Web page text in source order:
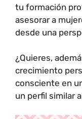
tu formación
asesorar a
desde una
¿Quieres,
crecimiento
consciente en
un perfil similar